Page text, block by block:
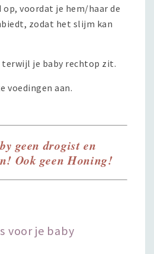
voordat je hem/haar de
zodat het slijm kan
terwijl je baby rechtop zit.
voedingen aan.
geen drogist en
Ook geen Honing!
voor je baby